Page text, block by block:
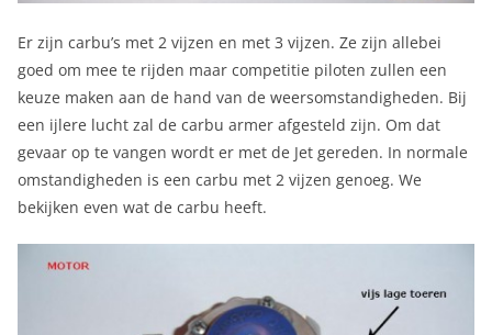
Er zijn carbu’s met 2 vijzen en met 3 vijzen. Ze zijn allebei
goed om mee te rijden maar competitie piloten zullen een
keuze maken aan de hand van de weersomstandigheden. Bij
een ijlere lucht zal de carbu armer afgesteld zijn. Om dat
gevaar op te vangen wordt er met de Jet gereden. In normale
omstandigheden is een carbu met 2 vijzen genoeg. We
bekijken even wat de carbu heeft.